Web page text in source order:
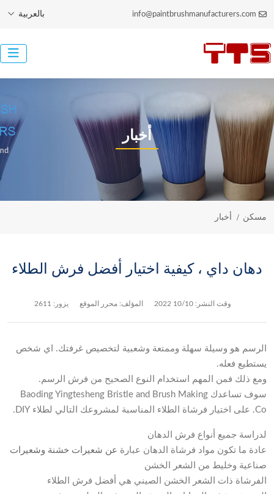
info@paintbrushmanufacturers.com بالعربية
أخبار
مسكن أخبار
دهان داي ، كيفية اختيار أفضل فرش الطلاء
وقت النشر:10/10 2022 المؤلف: محرر الموقع يزور: 2611
الرسم هو وسيلة سهلة وممتعة وشعبية لتخصيص غرفتك. اي شخص
يستطيع فعله.
ومع ذلك فمن المهم استخدام النوع الصحيح من فرش الرسم.
سوف تساعدك Baoding Yingtesheng Bristle and Brush Making
Co. على اختيار فرشاة الطلاء المناسبة لمشروعك التالي لطلاء DIY.
لدراسة جميع أنواع فرش الدهان
عادة ما تكون مواد فرشاة الدهان عبارة عن شعيرات خشنة وشعيرات
صناعية وخليط من الشعر الخشن
الفرشاة ذات الشعر الخشن الصيني هي أفضل فرش الطلاء